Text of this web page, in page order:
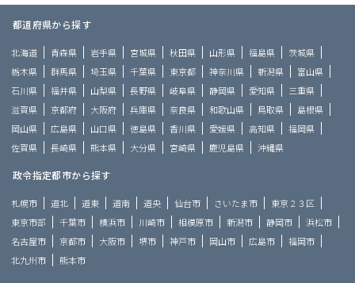
都道府県から探す
北海道 青森県 岩手県 宮城県 秋田県 山形県 福島県
茨城県
栃木県
群馬県 埼玉県 千葉県 東京都 神奈川県 新潟県
富山県
石川県
福井県 山梨県 長野県 岐阜県 静岡県 愛知県
三重県
滋賀県
京都府 大阪府 兵庫県 奈良県 和歌山県 鳥取県
島根県
岡山県
広島県 山口県 徳島県 香川県 愛媛県 高知県
福岡県
佐賀県
長崎県 熊本県 大分県 宮崎県 鹿児島県 沖縄県
政令指定都市から探す
札幌市 道北 道東 道南 道央 仙台市 さいたま市
東京２３区
東京市部
千葉市 横浜市 川崎市 相模原市 新潟市 静岡市
浜松市
名古屋市
京都市 大阪市 堺市 神戸市 岡山市 広島市
福岡市
北九州市
熊本市